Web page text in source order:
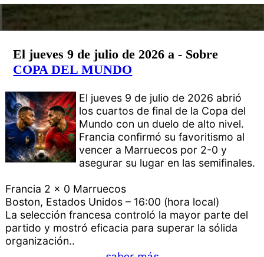
El jueves 9 de julio de 2026 a - Sobre
COPA DEL MUNDO
El jueves 9 de julio de 2026 abrió
los cuartos de final de la Copa del
Mundo con un duelo de alto nivel.
Francia confirmó su favoritismo al
vencer a Marruecos por 2-0 y
asegurar su lugar en las semifinales.
Francia 2 x 0 Marruecos
Boston, Estados Unidos – 16:00 (hora local)
La selección francesa controló la mayor parte del
partido y mostró eficacia para superar la sólida
organización..